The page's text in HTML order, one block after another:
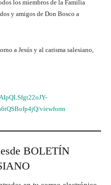
los miembros de la Familia
y amigos de Don Bosco a
a Jesús y al carisma salesiano,
viewform
BOLETÍN